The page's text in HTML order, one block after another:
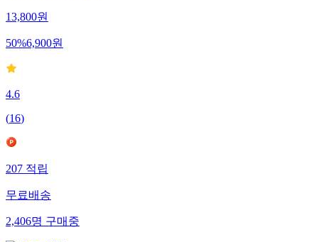
13,800원
50%6,900원
4.6
(16)
207적립
무료배송
2,406명구매중